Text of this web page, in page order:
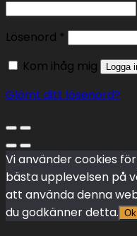
Lösenord *
Kom ihåg mig
Logga
Glömt ditt lösenord?
Vi använder cookies
bästa upplevelsen på
att använda denna
du godkänner detta. Ok